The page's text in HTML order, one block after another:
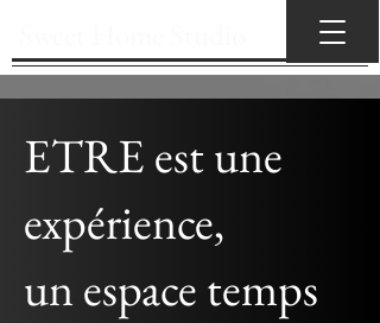
ETRE est une
expérience,
un espace temps